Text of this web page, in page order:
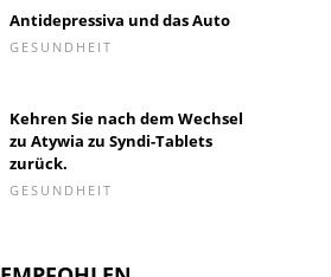
Antidepressiva und das Auto
GESUNDHEIT
Kehren Sie nach dem Wechsel
zu Atywia zu Syndi-Tablets
zurück.
GESUNDHEIT